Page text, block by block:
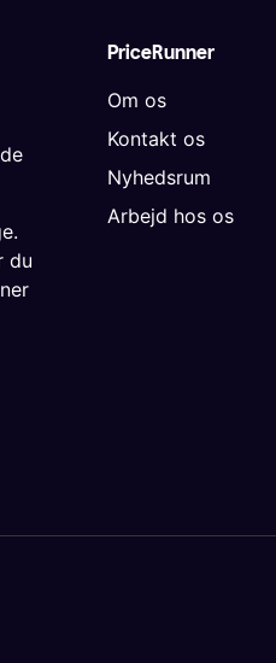
PriceRunner
Om os
Kontakt os
Nyhedsrum
Arbejd hos os
du